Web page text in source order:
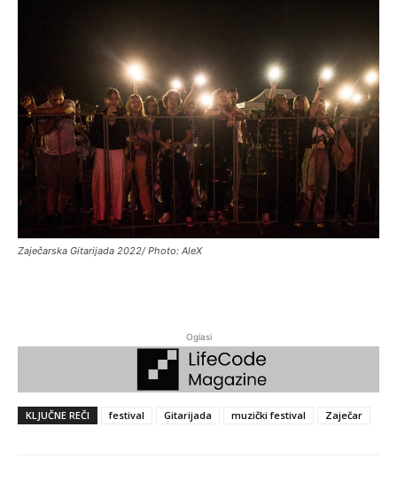
Zaječarska Gitarijada 2022/ Photo: AleX
Oglasi
KLJUČNE REČI festival Gitarijada muzički festival Zaječar